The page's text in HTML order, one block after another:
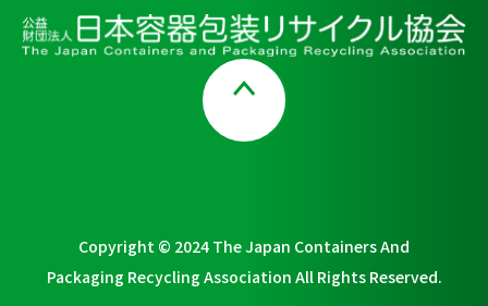
Copyright © 2024 The Japan Containers And
Packaging Recycling Association All Rights Reserved.